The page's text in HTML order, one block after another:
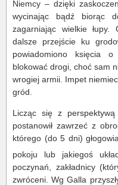
Niemcy – dzięki
wycinając bądź biorąc
zagarniając wielkie łupy.
dalsze przejście ku
powiadomiono księcia o
blokować drogi, choć sam
wrogiej armii. Impet
gród.
Licząc się z
postanowił zawrzeć z
którego (do 5 dni)
pokoju lub jakiegoś
poczynań, zakładnicy
zwróceni. Wg Galla